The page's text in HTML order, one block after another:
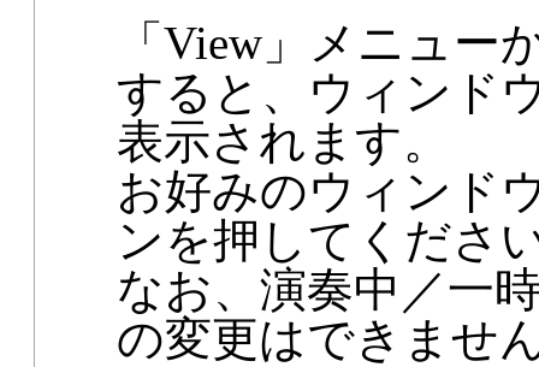
「View」メニュー
すると、ウィンド
表示されます。
お好みのウィンド
ンを押してくださ
なお、演奏中／一
の変更はできませ